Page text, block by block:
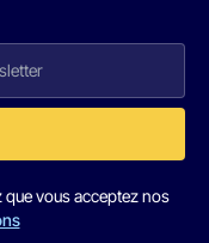
vous acceptez nos